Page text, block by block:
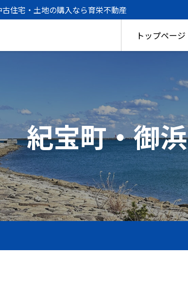
住宅・土地の購入なら育栄不動産
トップページ
紀宝町・御